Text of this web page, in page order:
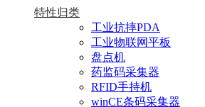
特性归类
工业抗摔PDA
工业物联网平板
盘点机
药监码采集器
RFID手持机
winCE条码采集器